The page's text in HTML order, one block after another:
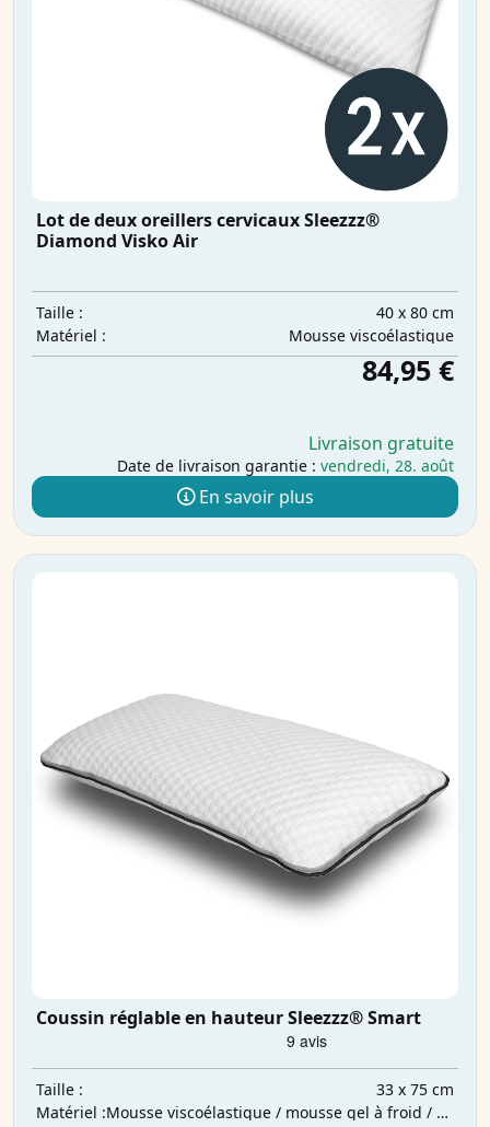
Lot de deux oreillers cervicaux Sleezzz®
Diamond Visko Air
Taille :
40 x 80 cm
Matériel :
Mousse viscoélastique
84,95 €
Livraison gratuite
Date de livraison garantie : vendredi, 28. août
En savoir plus
Coussin réglable en hauteur Sleezzz® Smart
Taille :
33 x 75 cm
Matériel :
Mousse viscoélastique / mousse gel à froid / ouate de polyester